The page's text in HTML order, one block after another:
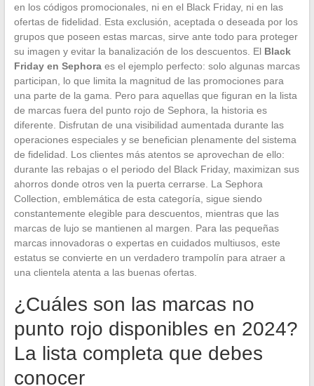
en los códigos promocionales, ni en el Black Friday, ni en las
ofertas de fidelidad. Esta exclusión, aceptada o deseada por los
grupos que poseen estas marcas, sirve ante todo para proteger
su imagen y evitar la banalización de los descuentos. El Black
Friday en Sephoraes el ejemplo perfecto: solo algunas marcas
participan, lo que limita la magnitud de las promociones para
una parte de la gama. Pero para aquellas que figuran en la lista
de marcas fuera del punto rojo de Sephora, la historia es
diferente. Disfrutan de una visibilidad aumentada durante las
operaciones especiales y se benefician plenamente del sistema
de fidelidad. Los clientes más atentos se aprovechan de ello:
durante las rebajas o el periodo del Black Friday, maximizan sus
ahorros donde otros ven la puerta cerrarse. La Sephora
Collection, emblemática de esta categoría, sigue siendo
constantemente elegible para descuentos, mientras que las
marcas de lujo se mantienen al margen. Para las pequeñas
marcas innovadoras o expertas en cuidados multiusos, este
estatus se convierte en un verdadero trampolín para atraer a
una clientela atenta a las buenas ofertas.
¿Cuáles son las marcas no
punto rojo disponibles en 2024?
La lista completa que debes
conocer